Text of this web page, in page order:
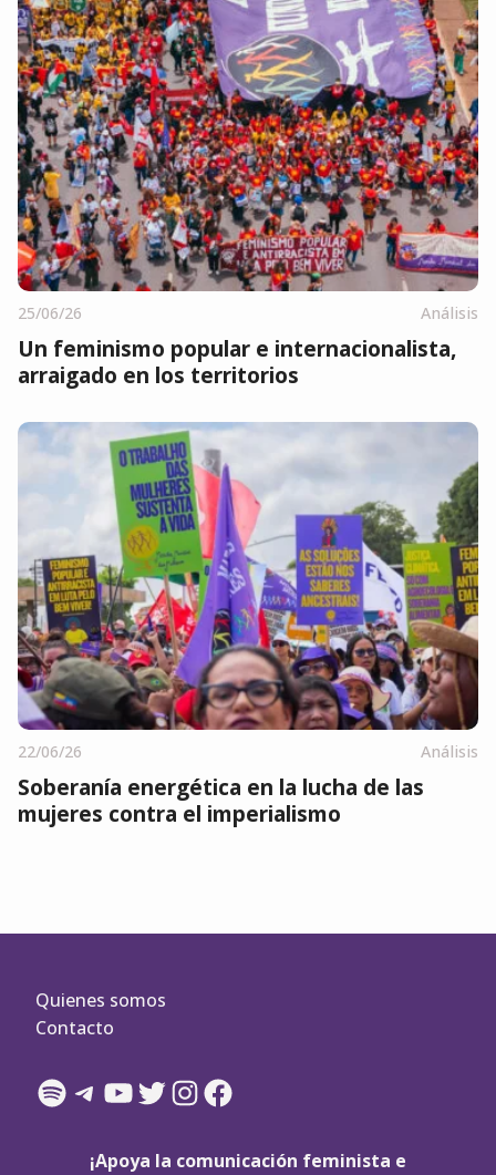
25/06/26 Análisis
Un feminismo popular e internacionalista,
arraigado en los territorios
22/06/26 Análisis
Soberanía energética en la lucha de las
mujeres contra el imperialismo
Quienes somos
Contacto
Spotify
Telegram
YouTube
Twitter
Instagram
Facebook
¡Apoya la comunicación feminista e